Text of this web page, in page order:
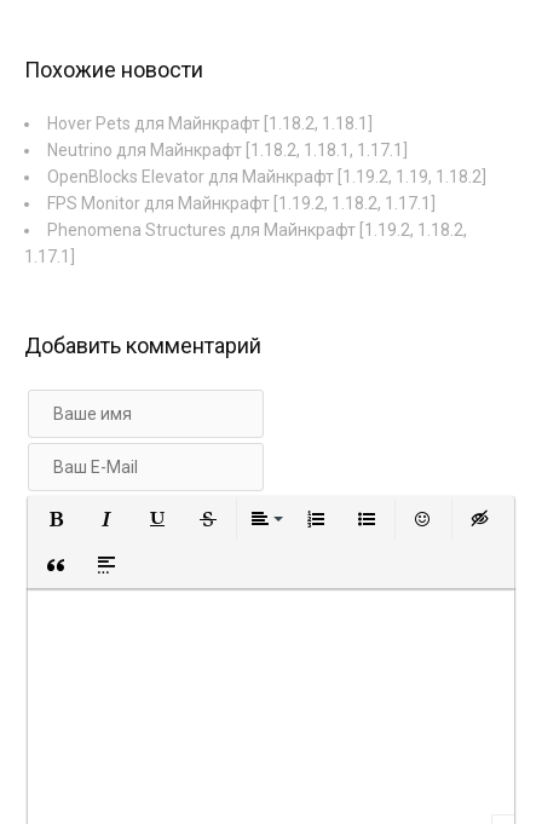
Похожие новости
Hover Pets для Майнкрафт [1.18.2, 1.18.1]
Neutrino для Майнкрафт [1.18.2, 1.18.1, 1.17.1]
OpenBlocks Elevator для Майнкрафт [1.19.2, 1.19, 1.18.2]
FPS Monitor для Майнкрафт [1.19.2, 1.18.2, 1.17.1]
Phenomena Structures для Майнкрафт [1.19.2, 1.18.2,
1.17.1]
Добавить комментарий
Вставка цитаты
Вставка спойлера